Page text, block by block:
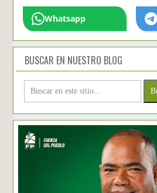
Whatsapp
BUSCAR EN NUESTRO BLOG